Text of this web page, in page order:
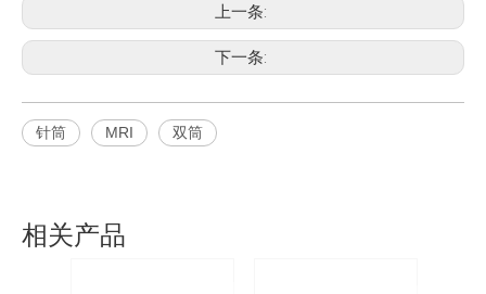
上一条:
下一条:
针筒 MRI 双筒
相关产品